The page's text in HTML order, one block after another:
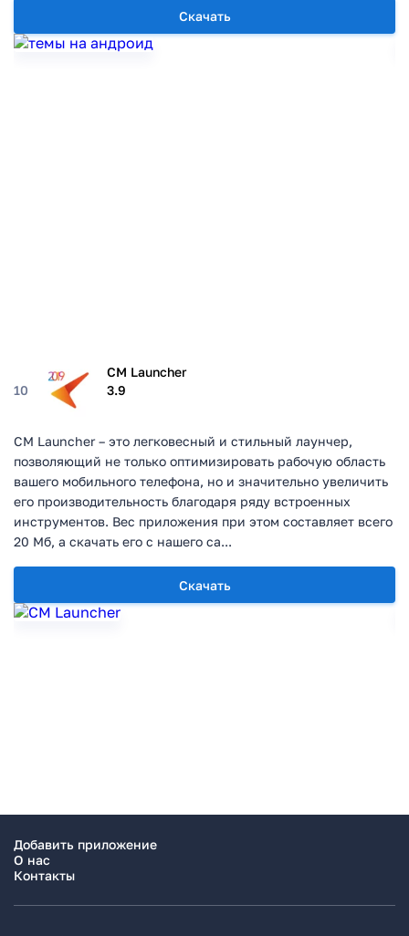
Скачать
10
CM Launcher
3.9
Скачать
CM Launcher – это легковесный и стильный лаунчер,
позволяющий не только оптимизировать рабочую область
вашего мобильного телефона, но и значительно увеличить
его производительность благодаря ряду встроенных
инструментов. Вес приложения при этом составляет всего
20 Мб, а скачать его с нашего са...
Добавить приложение
О нас
Контакты